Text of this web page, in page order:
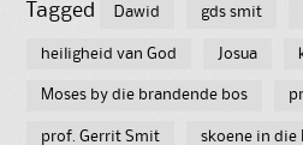
Tagged Dawid gds smit
heiligheid van God Josua
Moses by die brandende bos
prof. Gerrit Smit skoene in die